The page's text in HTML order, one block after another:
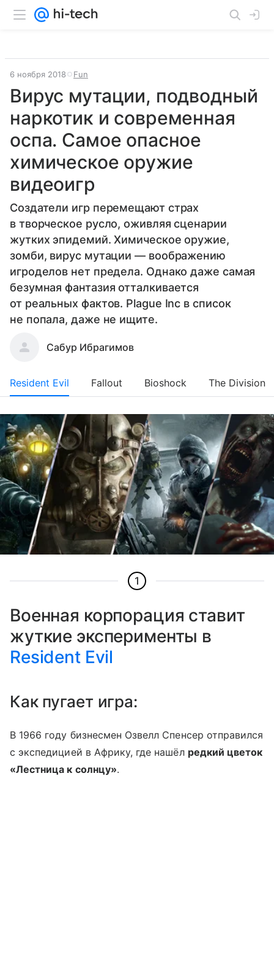
6 ноября 2018 Fun
Вирус мутации, подводный
наркотик и современная
оспа. Самое опасное
химическое оружие
видеоигр
Создатели игр перемещают страх
в творческое русло, оживляя сценарии
жутких эпидемий. Химическое оружие,
зомби, вирус мутации — воображению
игроделов нет предела. Однако даже самая
безумная фантазия отталкивается
от реальных фактов. Plague Inc в список
не попала, даже не ищите.
Сабур Ибрагимов
Resident Evil Fallout Bioshock The Division
1
Военная корпорация ставит
жуткие эксперименты в
Resident Evil
Как пугает игра:
В 1966 году бизнесмен Озвелл Спенсер отправился
с экспедицией в Африку, где нашёл редкий цветок
«Лестница к солнцу».